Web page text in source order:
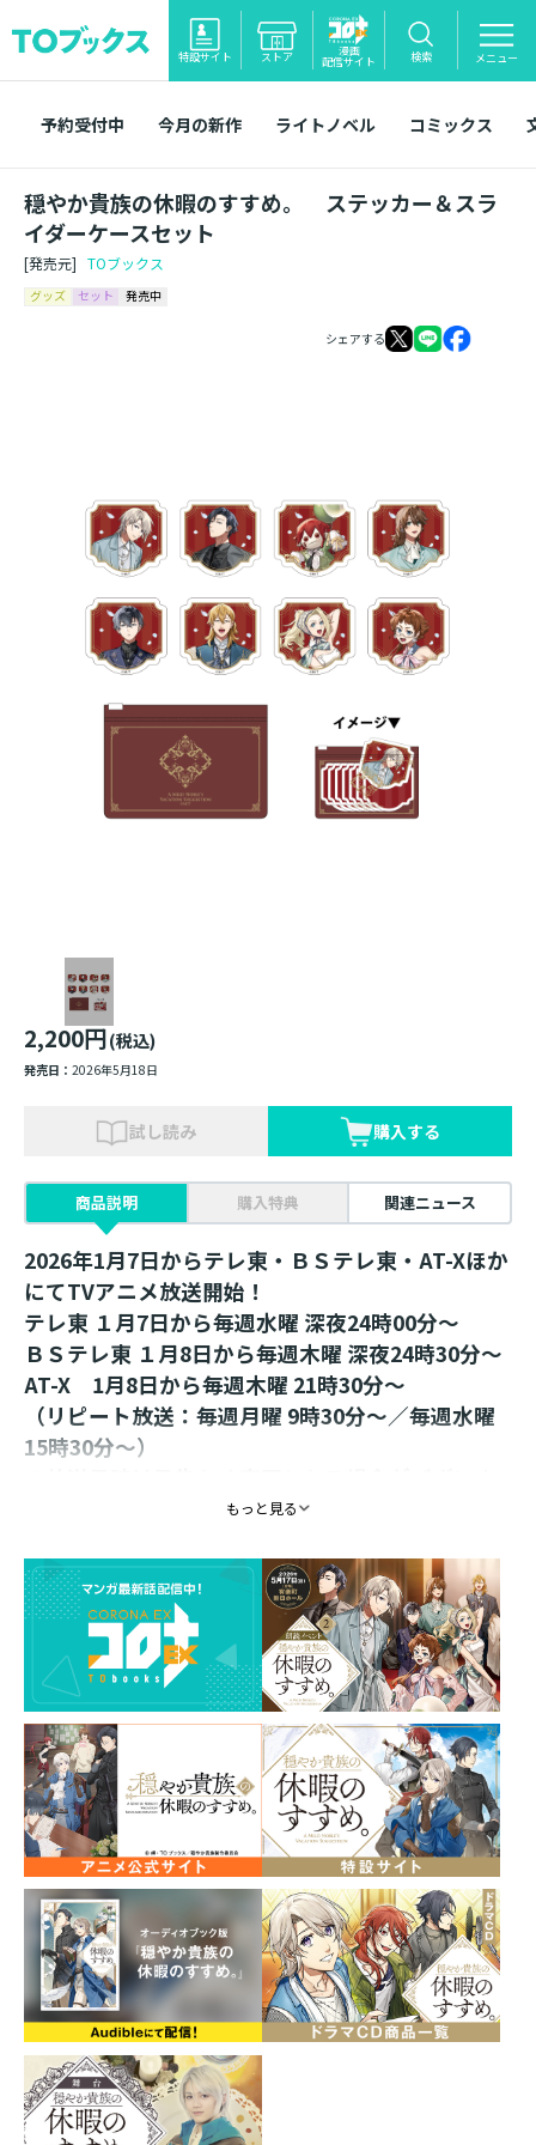
特設サイト ストア 漫画
配信サイト 検索 メニュー
予約受付中 今月の新作 ライトノベル コミックス
穏やか貴族の休暇のすすめ。 ステッカー＆スラ
イダーケースセット
[発売元] TOブックス
グッズ セット 発売中
シェアする
2,200円(税込)
発売日： 2026年5月18日
試し読み 購入する
商品説明 購入特典 関連ニュース
2026年1月7日からテレ東・ＢＳテレ東・AT-Xほか
にてTVアニメ放送開始！
テレ東 １月7日から毎週水曜 深夜24時00分～
ＢＳテレ東 １月8日から毎週木曜 深夜24時30分～
AT-X 1月8日から毎週木曜 21時30分～
（リピート放送：毎週月曜 9時30分～／毎週水曜
15時30分～）
さんど先生描き下ろしイラストを使用したステッ
カー！
休暇紋章がデザインされたスライダーケースの中に、8枚
のステッカーが入っています。
スマホケースやパソコン、ノートのデコレーションにぴ
ったり！
スライダーケースは小物入れとしても活用できます✨
素材：PVC、紙
サイズ：約：90×130ｍm（スライダーケース）、約
80×55ｍｍ（ステッカー）
イラスト：さんど
発売元：TOブックス
もっと見る